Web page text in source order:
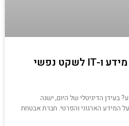
שירותי אבטחת מידע ו-IT לשקט נפשי
בעידן הדיגיטלי של היום, ישנה
המידע הארגוני והפרטי. חברת אבטחת